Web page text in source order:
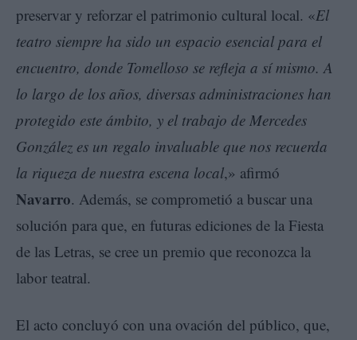
preservar y reforzar el patrimonio cultural local. «El
teatro siempre ha sido un espacio esencial para el
encuentro, donde Tomelloso se refleja a sí mismo. A
lo largo de los años, diversas administraciones han
protegido este ámbito, y el trabajo de Mercedes
González es un regalo invaluable que nos recuerda
la riqueza de nuestra escena local,» afirmó
Navarro. Además, se comprometió a buscar una
solución para que, en futuras ediciones de la Fiesta
de las Letras, se cree un premio que reconozca la
labor teatral.
El acto concluyó con una ovación del público, que,